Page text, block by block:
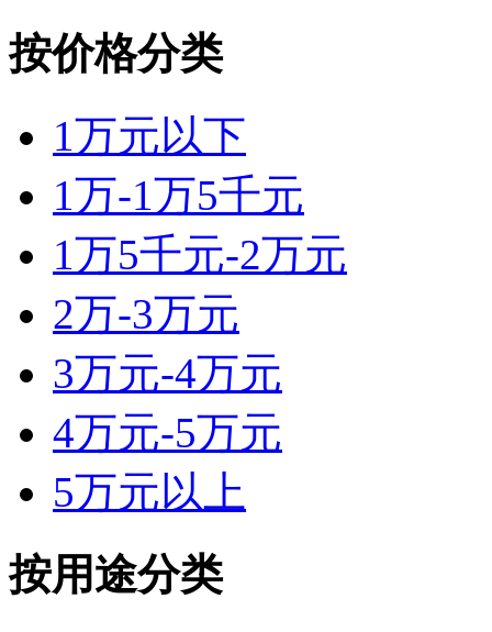
按价格分类
1万元以下
1万-1万5千元
1万5千元-2万元
2万-3万元
3万元-4万元
4万元-5万元
5万元以上
按用途分类